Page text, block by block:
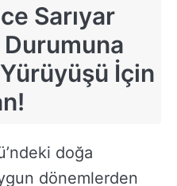
Sarıyar
Durumuna
İçin
doğa
dönemlerden